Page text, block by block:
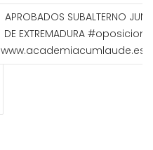
APROBADOS SUBALTERNO
DE EXTREMADURA
www.academiacumlaude.es